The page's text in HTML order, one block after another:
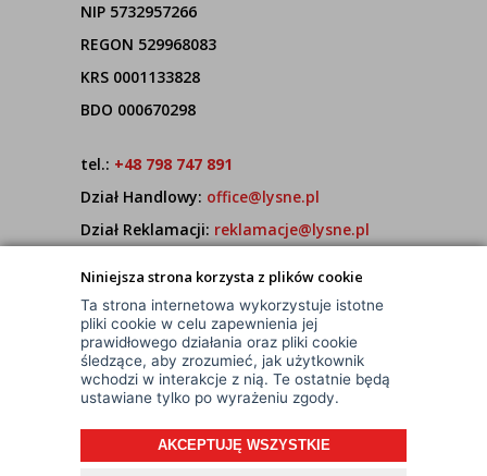
Niniejsza strona korzysta z plików cookie
Ta strona internetowa wykorzystuje istotne
pliki cookie w celu zapewnienia jej
prawidłowego działania oraz pliki cookie
śledzące, aby zrozumieć, jak użytkownik
wchodzi w interakcje z nią. Te ostatnie będą
ustawiane tylko po wyrażeniu zgody.
AKCEPTUJĘ WSZYSTKIE
NIP 5732957266
REGON 529968083
KRS 0001133828
BDO 000670298
tel.: +48 798 747 891
Dział Handlowy: office@lysne.pl
Dział Reklamacji: reklamacje@lysne.pl
7:00 - 15:00
© Wszelkie Prawa Zastrzeżone